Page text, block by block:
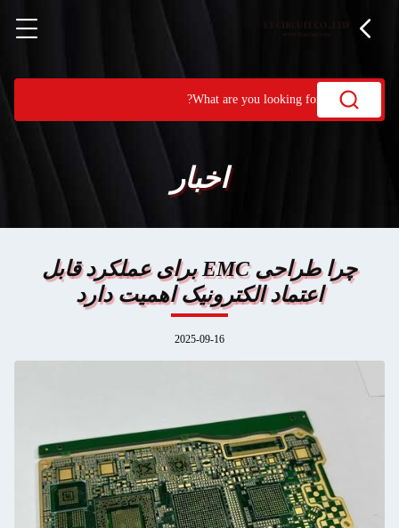
اخبار
چرا طراحی EMC برای عملکرد قابل
اعتماد الکترونیک اهمیت دارد
2025-09-16